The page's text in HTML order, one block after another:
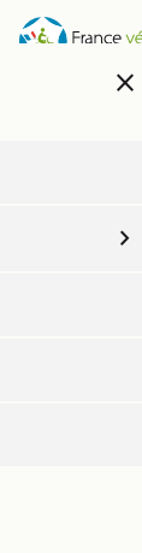
Aller
au
close